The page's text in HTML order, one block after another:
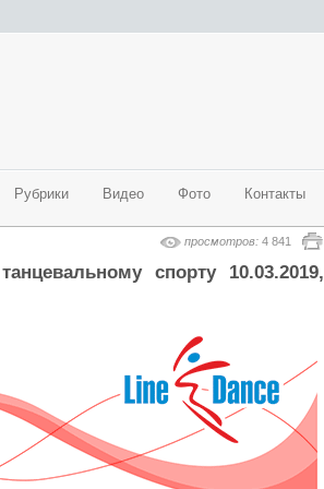
Рубрики Видео Фото Контакты
2019 гг. (современные танцевальные
просмотров: 4 841
спорту 10.03.2019,